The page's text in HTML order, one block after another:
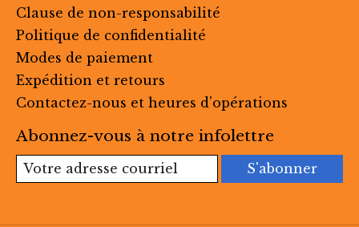
Clause de non-responsabilité
Politique de confidentialité
Modes de paiement
Expédition et retours
Contactez-nous et heures d’opérations
Abonnez-vous à notre infolettre
S'abonner